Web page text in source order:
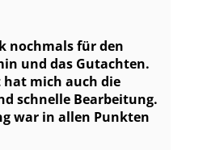
nochmals für den
und das Gutachten.
hat mich auch die
schnelle Bearbeitung.
war in allen Punkten